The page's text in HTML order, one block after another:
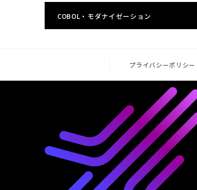
COBOL・モダナイゼーション
プライバシーポリシー